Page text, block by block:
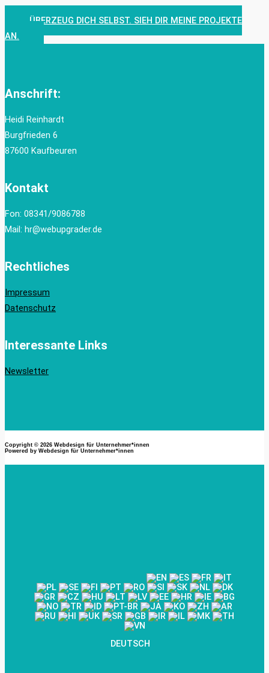
ÜBERZEUG DICH SELBST. SIEH DIR MEINE PROJEKTE
AN.
Anschrift:
Heidi Reinhardt
Burgfrieden 6
87600 Kaufbeuren
Kontakt
Fon: 08341/9086788
Mail: hr@webupgrader.de
Rechtliches
Impressum
Datenschutz
Interessante Links
Newsletter
Copyright © 2026 Webdesign für Unternehmer*innen
Powered by Webdesign für Unternehmer*innen
DEUTSCH